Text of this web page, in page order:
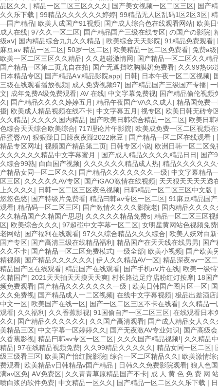
品区久久 | 精品一区二区三区久久久 | 国产美女视频一区二区三区| 国产
久久乐下载 | 99精品久久久久久久婷婷| 99精品无人区乱码1区2区3区|
—国产精品| 欧美人成国产91视频| 国产成人综合色在线观看网站| 欧美
成人在线| 97久久一区二区| 国产精品国产三级在线专区| の国产の影院|
级aⅴ| 国内精品综合九九久久精品 | 欧美综合天天影院| 91精品免费观看|
麻豆av 精品一区二区| 50岁一区二区| 欧美精品一区二区免费看| 免费a级
欧美一区二区三区久久精品| 久久超碰激情网| 国产精品一区二区久久精
国产精品一区第二页尤自在拍| 国产无遮挡吃胸膜奶免费看| 久久99热66
日本精品专区| 国产精品A∨精品影院app| 日韩| 日本午夜一区二区视频|
三级在线观看播放视频| 成人免费视频97| 国产精品国产三级国产专播|
文| 成年免费A级免费观看| AV 在线| 中文字幕免费视| 国产精品偷伦视频
久 | 国产精品久久久久婷婷五月 | 精品午夜国产VA久久成人 | 精品国免费
摄| 欧美成人精品视频在线不卡| 中文字幕五月 | 视专区| 欧美日韩无砖专
久久精品| 久久久久国内精品| 国产欧美日韩综合精品一区二区| 欧美日
色综合天天综合欧美综合| 717理论片午影院| 欧美成免费一区二区视频
品蜜臀AV| 狠狠躁日日躁夜夜躁2022麻豆 | 国产精品一区二区在线观看 |
精品专区网址| 视频国产精品第二页| 日韩专区小说| 欧洲日韩一区二区免
久久久久久久精品中文字幕蜜月 | 国产成人精品久久久久精品日日| 国产
久综合99熟| 白白国产视频| 久久久久久久精品成人热| 精品久久久久久
产精品女同一区二区久久 | 国产精品久久久久久久久一级| 中文字幕精品
区三区| 久久久久久AV专区| 国产iGAO激情在线视频| 天天狠天天天天透
上久久久久 | 日韩一区二区三区夜色视频| 日韩精品一区二区三区中文版 |
悠悠色悠| 国产特级片免费看| 精品曰韩av专区一区二区| 91麻豆精品国
观看| 精品码一区二区三区| 国产激情久久久久影院老| 国内精品久久久
久久精品国产久精国产思思| 久久久久久精品免费s| 精品一区二区三区视
区| 欧美综合久久久 | 97超碰中文字幕一区二区| 女明星黄网站色视频免
老网站| 国产福利在线观看| 97久久综合精品久久久综合| 欧美人妖对白
国产专区| 国产高清三级在线精品福利 | 精品国产在天天线在线男男| 国
久久不卡| 国产精品一区二区免费模式| 一级全部| 欧美小视频| 国产欧美
精视频| 国产精品久久久久久久 | 伊人久久精品AV一区| 精品深夜av一区
精品国产区在线观看| 精品国产在线观看| 国产手机αⅴ片在线| 欧美一级
久精国产| 2021天天拍天天摸天天爽| 村长路边足疗店粉红灯按摩| 18国
频免费观看| 国产精品久久久久久久久一级 | 欧美日韩国产图片区一区|
久久免费视| 国产精品成人一二区视频| 在线中文字幕视频| 极品出差酒店
中文一区| 欧美国产在线一区| 国产一区二区三区不卡在线看| 久久精品
观看| 久久福利 | 久久香蕉影视| 91国偷自产一区二区三区| 在线观看日本
久久 | 国产精品久久久久久久 | 久久国产高清观看| 国产成人精品女人久久
美精品三区| 中文字幕一区婷婷久久 | 国产无夜激AV专业知识| 国产高级
久香蕉影视| 精品曰韩av专区一区二区| 久久久国产精品视频!| 久久精品
精品| 97在线精品视频免费| 久久99精品久久久久久 | 精品女同一区二区|
级三级看三区| 欧美国产怡红院影院| 综合一区二区精品久久 | 欧美激情
费观看| 欧美精品v日韩精品v国产精品 | 日韩久久免费影院观看| 狼人色
满av区免| AⅤ免费区| 久久青青草原精品国产不卡| 成 人 黄 色 免 费 网
喷白浆的软件免费| 中文精品一区久久 | 国产精品一区二区久久乐下载 |